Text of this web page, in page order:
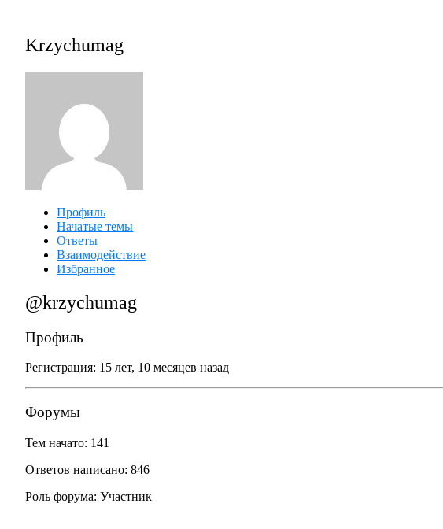
Krzychumag
Профиль
Начатые темы
Ответы
Взаимодействие
Избранное
@krzychumag
Профиль
Регистрация: 15 лет, 10 месяцев назад
Форумы
Тем начато: 141
Ответов написано: 846
Роль форума: Участник